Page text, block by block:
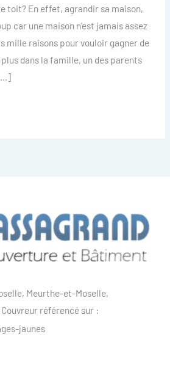
toit? En effet, agrandir sa maison,
car une maison n’est jamais assez
mille raisons pour vouloir gagner de
plus dans la famille, un des parents
Meurthe-et-Moselle,
référencé sur :